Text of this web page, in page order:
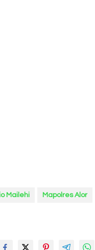
Mailehi Mapolres Alor